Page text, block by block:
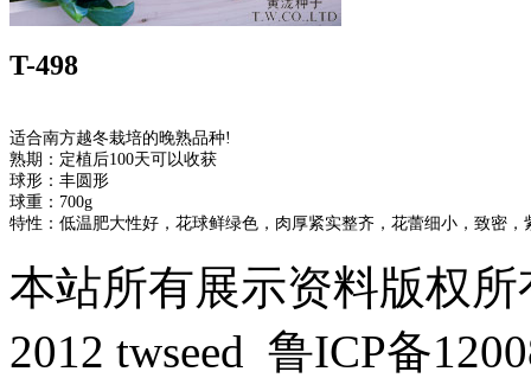
T-498
适合南方越冬栽培的晚熟品种!
熟期：定植后100天可以收获
球形：丰圆形
球重：700g
特性：低温肥大性好，花球鲜绿色，肉厚紧实整齐，花蕾细小，致密，
本站所有展示资料版权
2012 twseed 鲁ICP备